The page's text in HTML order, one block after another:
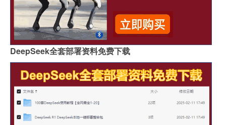
DeepSeek全套部署资料免费下载